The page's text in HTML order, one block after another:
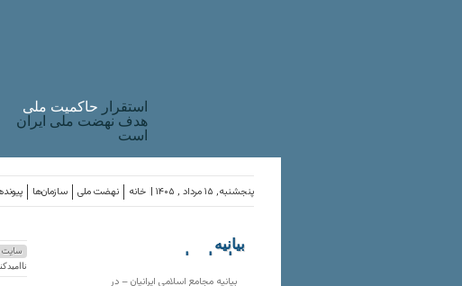
استقرار حاکميت ملی
هدف نهضت ملی ایران
است
سازمان‌ها نهضت ملی خانه پنجشنبه, ۱۵ مرداد , ۱۴۰۵ |
سایت
بیانیه
سازمان‌های
بیانیه مجامع اسلامی ایرانیان – در